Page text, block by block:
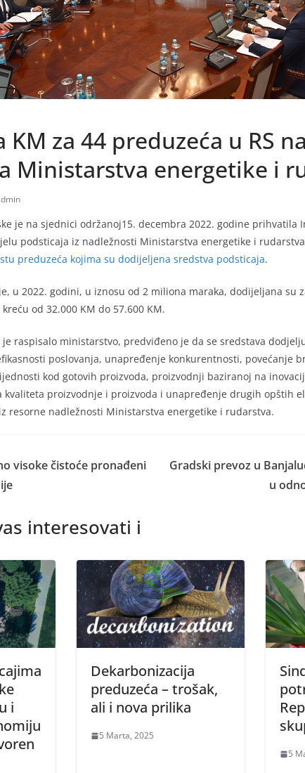
za 44 preduzeća u RS
Ministarstva energetike i
je na sjednici održanoj15. decembra 2022. godine prihvatila
podsticaja iz nadležnosti Ministarstva energetike i
preduzeća kojima su dodijeljena sredstva podsticaja.
u 2022. godini, u iznosu od 2 miliona maraka, dodijeljana su
od 32.000 KM do 57.600 KM.
je raspisalo ministarstvo, predviđeno je da se sredstava
poslovanja, unapređenje konkurentnosti, povećanje
kod gotovih proizvoda, proizvodnji baziranoj na
kvaliteta proizvodnje i proizvoda i unapređenje drugih opštih
resorne nadležnosti Ministarstva energetike i rudarstva.
visoke čistoće pronađeni
Gradski prevoz u
u
interesovati i
i
Dekarbonizacija
preduzeća – trošak,
ali i nova prilika
5 Marta, 2025
5